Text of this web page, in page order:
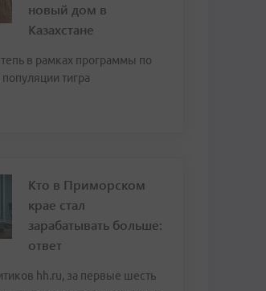
новый дом в
Казахстане
в рамках программы по
тигра
Кто в Приморском
крае стал
зарабатывать больше:
ответ
hh.ru, за первые шесть